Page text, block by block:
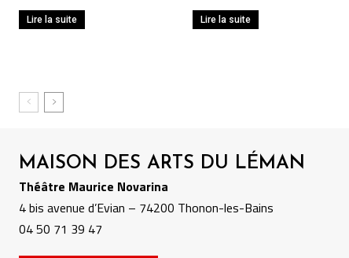
Lire la suite Lire la suite
MAISON DES ARTS DU LÉMAN
Théâtre Maurice Novarina
4 bis avenue d’Evian – 74200 Thonon-les-Bains
04 50 71 39 47